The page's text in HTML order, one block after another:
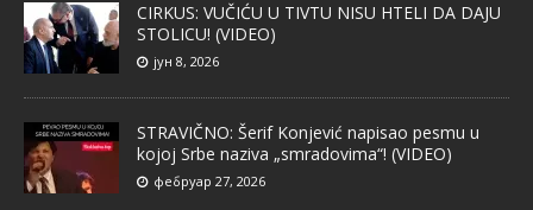
CIRKUS: VUČIĆU U TIVTU NISU HTELI DA DAJU
STOLICU! (VIDEO)
јун 8, 2026
STRAVIČNO: Šerif Konjević napisao pesmu u
kojoj Srbe naziva „smradovima“! (VIDEO)
фебруар 27, 2026